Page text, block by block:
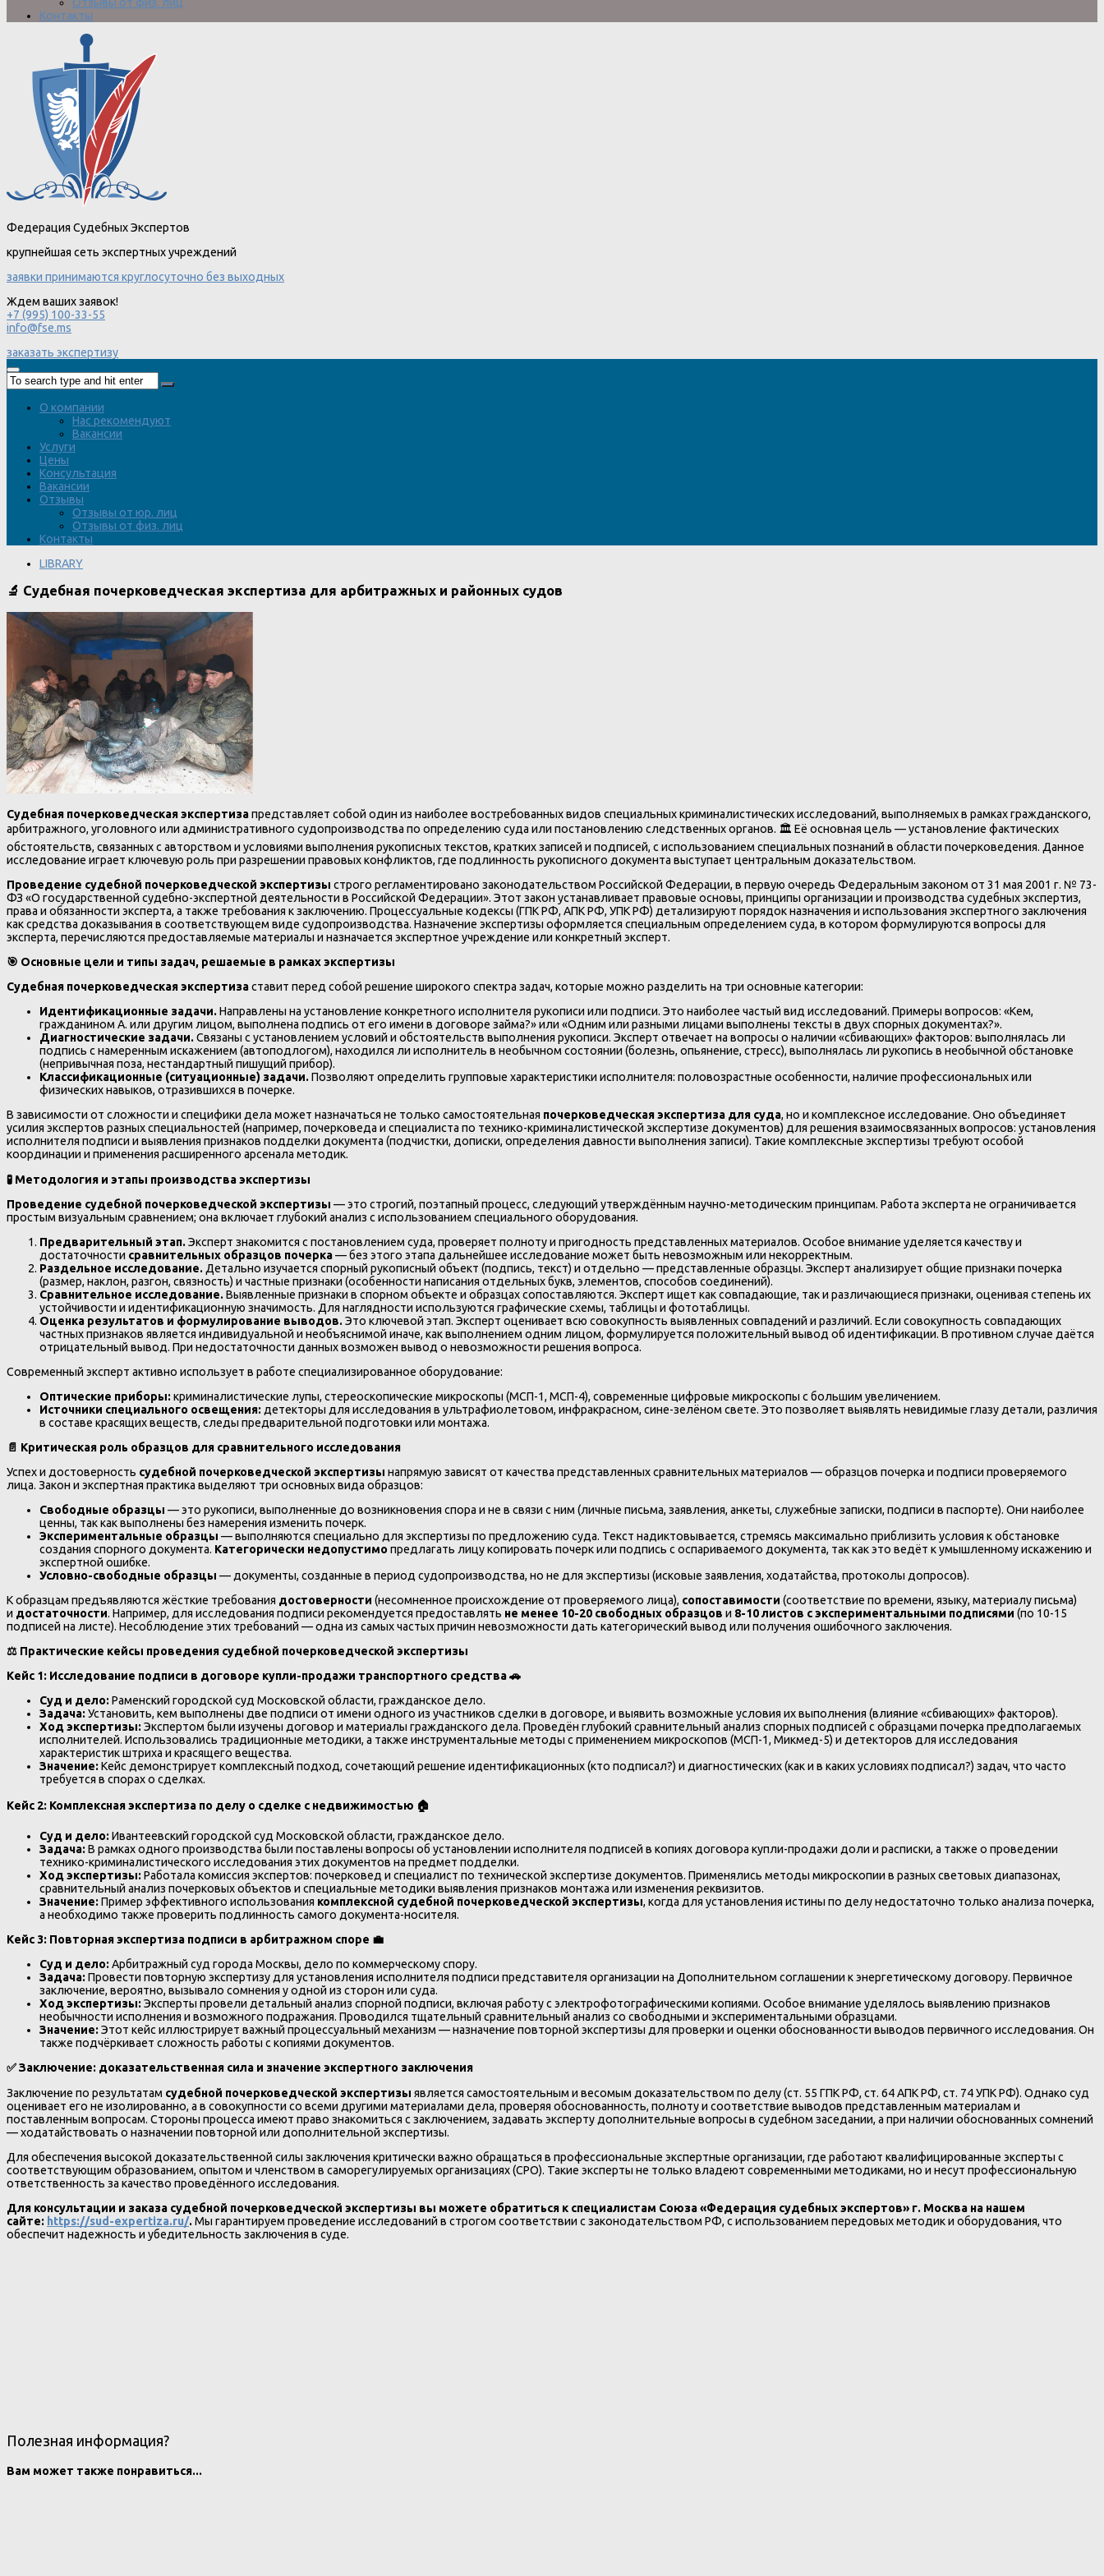
Отзывы от физ. лиц
Контакты
Федерация Судебных Экспертов
крупнейшая сеть экспертных учреждений
заявки принимаются круглосуточно без выходных
Ждем ваших заявок!
+7 (995) 100-33-55
info@fse.ms
заказать экспертизу
О компании
Нас рекомендуют
Вакансии
Услуги
Цены
Консультация
Вакансии
Отзывы
Отзывы от юр. лиц
Отзывы от физ. лиц
Контакты
LIBRARY
🔬 Судебная почерковедческая экспертиза для арбитражных и районных судов
Судебная почерковедческая экспертизапредставляет собой один из наиболее востребованных видов специальных криминалистических исследований, выполняемых в рамках гражданского,
арбитражного, уголовного или административного судопроизводства по определению суда или постановлению следственных органов. 🏛️ Её основная цель — установление фактических
обстоятельств, связанных с авторством и условиями выполнения рукописных текстов, кратких записей и подписей, с использованием специальных познаний в области почерковедения. Данное
исследование играет ключевую роль при разрешении правовых конфликтов, где подлинность рукописного документа выступает центральным доказательством.
Проведение судебной почерковедческой экспертизы строго регламентировано законодательством Российской Федерации, в первую очередь Федеральным законом от 31 мая 2001 г. № 73-
ФЗ «О государственной судебно-экспертной деятельности в Российской Федерации». Этот закон устанавливает правовые основы, принципы организации и производства судебных экспертиз,
права и обязанности эксперта, а также требования к заключению. Процессуальные кодексы (ГПК РФ, АПК РФ, УПК РФ) детализируют порядок назначения и использования экспертного заключения
как средства доказывания в соответствующем виде судопроизводства. Назначение экспертизы оформляется специальным определением суда, в котором формулируются вопросы для
эксперта, перечисляются предоставляемые материалы и назначается экспертное учреждение или конкретный эксперт.
🎯 Основные цели и типы задач, решаемые в рамках экспертизы
Судебная почерковедческая экспертизаставит перед собой решение широкого спектра задач, которые можно разделить на три основные категории:
Идентификационные задачи.Направлены на установление конкретного исполнителя рукописи или подписи. Это наиболее частый вид исследований. Примеры вопросов: «Кем,
гражданином А. или другим лицом, выполнена подпись от его имени в договоре займа?» или «Одним или разными лицами выполнены тексты в двух спорных документах?».
Диагностические задачи.Связаны с установлением условий и обстоятельств выполнения рукописи. Эксперт отвечает на вопросы о наличии «сбивающих» факторов: выполнялась ли
подпись с намеренным искажением (автоподлогом), находился ли исполнитель в необычном состоянии (болезнь, опьянение, стресс), выполнялась ли рукопись в необычной обстановке
(непривычная поза, нестандартный пишущий прибор).
Классификационные (ситуационные) задачи.Позволяют определить групповые характеристики исполнителя: половозрастные особенности, наличие профессиональных или
физических навыков, отразившихся в почерке.
В зависимости от сложности и специфики дела может назначаться не только самостоятельная почерковедческая экспертиза для суда, но и комплексное исследование. Оно объединяет
усилия экспертов разных специальностей (например, почерковеда и специалиста по технико-криминалистической экспертизе документов) для решения взаимосвязанных вопросов: установления
исполнителя подписи и выявления признаков подделки документа (подчистки, дописки, определения давности выполнения записи). Такие комплексные экспертизы требуют особой
координации и применения расширенного арсенала методик.
🧪 Методология и этапы производства экспертизы
Проведение судебной почерковедческой экспертизы — это строгий, поэтапный процесс, следующий утверждённым научно-методическим принципам. Работа эксперта не ограничивается
простым визуальным сравнением; она включает глубокий анализ с использованием специального оборудования.
Предварительный этап.Эксперт знакомится с постановлением суда, проверяет полноту и пригодность представленных материалов. Особое внимание уделяется качеству и
достаточности сравнительных образцов почерка— без этого этапа дальнейшее исследование может быть невозможным или некорректным.
Раздельное исследование. Детально изучается спорный рукописный объект (подпись, текст) и отдельно — представленные образцы. Эксперт анализирует общие признаки почерка
(размер, наклон, разгон, связность) и частные признаки (особенности написания отдельных букв, элементов, способов соединений).
Сравнительное исследование.Выявленные признаки в спорном объекте и образцах сопоставляются. Эксперт ищет как совпадающие, так и различающиеся признаки, оценивая степень их
устойчивости и идентификационную значимость. Для наглядности используются графические схемы, таблицы и фототаблицы.
Оценка результатов и формулирование выводов.Это ключевой этап. Эксперт оценивает всю совокупность выявленных совпадений и различий. Если совокупность совпадающих
частных признаков является индивидуальной и необъяснимой иначе, как выполнением одним лицом, формулируется положительный вывод об идентификации. В противном случае даётся
отрицательный вывод. При недостаточности данных возможен вывод о невозможности решения вопроса.
Современный эксперт активно использует в работе специализированное оборудование:
Оптические приборы:криминалистические лупы, стереоскопические микроскопы (МСП-1, МСП-4), современные цифровые микроскопы с большим увеличением.
Источники специального освещения: детекторы для исследования в ультрафиолетовом, инфракрасном, сине-зелёном свете. Это позволяет выявлять невидимые глазу детали, различия
в составе красящих веществ, следы предварительной подготовки или монтажа.
📄 Критическая роль образцов для сравнительного исследования
Успех и достоверность судебной почерковедческой экспертизы напрямую зависят от качества представленных сравнительных материалов — образцов почерка и подписи проверяемого
лица. Закон и экспертная практика выделяют три основных вида образцов:
Свободные образцы — это рукописи, выполненные до возникновения спора и не в связи с ним (личные письма, заявления, анкеты, служебные записки, подписи в паспорте). Они наиболее
ценны, так как выполнены без намерения изменить почерк.
Экспериментальные образцы — выполняются специально для экспертизы по предложению суда. Текст надиктовывается, стремясь максимально приблизить условия к обстановке
создания спорного документа. Категорически недопустимо предлагать лицу копировать почерк или подпись с оспариваемого документа, так как это ведёт к умышленному искажению и
экспертной ошибке.
Условно-свободные образцы — документы, созданные в период судопроизводства, но не для экспертизы (исковые заявления, ходатайства, протоколы допросов).
К образцам предъявляются жёсткие требования достоверности (несомненное происхождение от проверяемого лица), сопоставимости (соответствие по времени, языку, материалу письма)
и достаточности. Например, для исследования подписи рекомендуется предоставлять не менее 10-20 свободных образцов и 8-10 листов с экспериментальными подписями (по 10-15
подписей на листе). Несоблюдение этих требований — одна из самых частых причин невозможности дать категорический вывод или получения ошибочного заключения.
⚖️ Практические кейсы проведения судебной почерковедческой экспертизы
Кейс 1: Исследование подписи в договоре купли-продажи транспортного средства🚗
Суд и дело:Раменский городской суд Московской области, гражданское дело.
Задача:Установить, кем выполнены две подписи от имени одного из участников сделки в договоре, и выявить возможные условия их выполнения (влияние «сбивающих» факторов).
Ход экспертизы:Экспертом были изучены договор и материалы гражданского дела. Проведён глубокий сравнительный анализ спорных подписей с образцами почерка предполагаемых
исполнителей. Использовались традиционные методики, а также инструментальные методы с применением микроскопов (МСП-1, Микмед-5) и детекторов для исследования
характеристик штриха и красящего вещества.
Значение:Кейс демонстрирует комплексный подход, сочетающий решение идентификационных (кто подписал?) и диагностических (как и в каких условиях подписал?) задач, что часто
требуется в спорах о сделках.
Кейс 2: Комплексная экспертиза по делу о сделке с недвижимостью 🏠
Суд и дело:Ивантеевский городской суд Московской области, гражданское дело.
Задача:В рамках одного производства были поставлены вопросы об установлении исполнителя подписей в копиях договора купли-продажи доли и расписки, а также о проведении
технико-криминалистического исследования этих документов на предмет подделки.
Ход экспертизы:Работала комиссия экспертов: почерковед и специалист по технической экспертизе документов. Применялись методы микроскопии в разных световых диапазонах,
сравнительный анализ почерковых объектов и специальные методики выявления признаков монтажа или изменения реквизитов.
Значение:Пример эффективного использования комплексной судебной почерковедческой экспертизы, когда для установления истины по делу недостаточно только анализа почерка,
а необходимо также проверить подлинность самого документа-носителя.
Кейс 3: Повторная экспертиза подписи в арбитражном споре 💼
Суд и дело:Арбитражный суд города Москвы, дело по коммерческому спору.
Задача:Провести повторную экспертизу для установления исполнителя подписи представителя организации на Дополнительном соглашении к энергетическому договору. Первичное
заключение, вероятно, вызывало сомнения у одной из сторон или суда.
Ход экспертизы:Эксперты провели детальный анализ спорной подписи, включая работу с электрофотографическими копиями. Особое внимание уделялось выявлению признаков
необычности исполнения и возможного подражания. Проводился тщательный сравнительный анализ со свободными и экспериментальными образцами.
Значение:Этот кейс иллюстрирует важный процессуальный механизм — назначение повторной экспертизы для проверки и оценки обоснованности выводов первичного исследования. Он
также подчёркивает сложность работы с копиями документов.
✅Заключение: доказательственная сила и значение экспертного заключения
Заключение по результатам судебной почерковедческой экспертизы является самостоятельным и весомым доказательством по делу (ст. 55 ГПК РФ, ст. 64 АПК РФ, ст. 74 УПК РФ). Однако суд
оценивает его не изолированно, а в совокупности со всеми другими материалами дела, проверяя обоснованность, полноту и соответствие выводов представленным материалам и
поставленным вопросам. Стороны процесса имеют право знакомиться с заключением, задавать эксперту дополнительные вопросы в судебном заседании, а при наличии обоснованных сомнений
— ходатайствовать о назначении повторной или дополнительной экспертизы.
Для обеспечения высокой доказательственной силы заключения критически важно обращаться в профессиональные экспертные организации, где работают квалифицированные эксперты с
соответствующим образованием, опытом и членством в саморегулируемых организациях (СРО). Такие эксперты не только владеют современными методиками, но и несут профессиональную
ответственность за качество проведённого исследования.
Для консультации и заказа судебной почерковедческой экспертизы вы можете обратиться к специалистам Союза «Федерация судебных экспертов» г. Москва на нашем
сайте: https://sud-expertiza.ru/.Мы гарантируем проведение исследований в строгом соответствии с законодательством РФ, с использованием передовых методик и оборудования, что
обеспечит надежность и убедительность заключения в суде.
Полезная информация?
Вам может также понравиться...